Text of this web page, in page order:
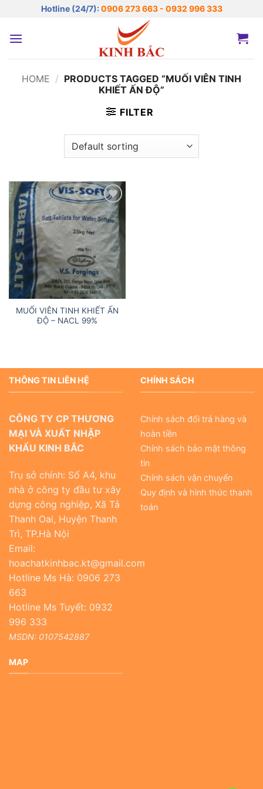
nội
Hotline (24/7): 0906 273 663 - 0932 996 333
HOME / PRODUCTS TAGGED “MUỐI VIÊN TINH
KHIẾT ẤN ĐỘ”
FILTER
Add to
wishlist
MUỐI VIÊN TINH KHIẾT ẤN
ĐỘ – NACL 99%
THÔNG TIN LIÊN HỆ
CÔNG TY CP THƯƠNG
MẠI VÀ XUẤT NHẬP
KHẨU KINH BẮC
Trụ sở chính: Số A4, khu
nhà ở công ty đầu tư xây
dựng công nghiệp, Xã Tả
Thanh Oai, Huyện Thanh
Trì, TP.Hà Nội
Email:
hoachatkinhbac.kt@gmail.com
Hotline Ms Hà: 0906 273
663
Hotline Ms Tuyết: 0932
996 333
MSDN: 0107542887
CHÍNH SÁCH
Chính sách đổi trả hàng và
hoàn tiền
Chính sách bảo mật thông
tin
Chính sách vận chuyển
Quy định và hình thức thanh
toán
MAP